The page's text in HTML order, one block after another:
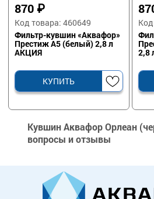
870 ₽
Код товара: 460649
Фильтр-кувшин «Аквафор»
Престиж А5 (белый) 2,8 л
АКЦИЯ
КУПИТЬ
2,8
Кувшин Аквафор Орлеан
вопросы и отзывы